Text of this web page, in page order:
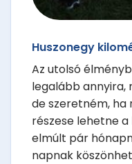
Huszonegy
Az utolsó
legalább
de szeretném, ha
részese lehetne
elmúlt pár
napnak